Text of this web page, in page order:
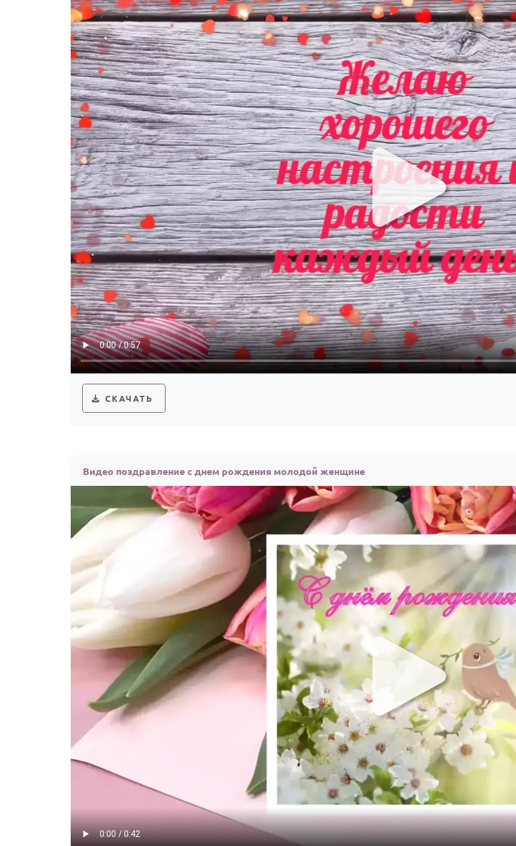
СКАЧАТЬ
Видео поздравление с днем рождения молодой женщине